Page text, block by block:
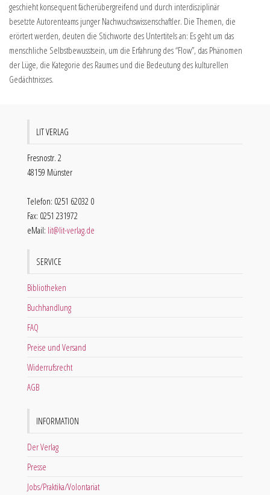
geschieht konsequent fächerübergreifend und durch interdisziplinär
besetzte Autorenteams junger Nachwuchswissenschaftler. Die Themen, die
erörtert werden, deuten die Stichworte des Untertitels an: Es geht um das
menschliche Selbstbewusstsein, um die Erfahrung des “Flow”, das Phänomen
der Lüge, die Kategorie des Raumes und die Bedeutung des kulturellen
Gedächtnisses.
LIT VERLAG
Fresnostr. 2
48159 Münster
Telefon: 0251 62032 0
Fax: 0251 231972
eMail: lit@lit-verlag.de
SERVICE
Bibliotheken
Buchhandlung
FAQ
Preise und Versand
Widerrufsrecht
AGB
INFORMATION
Der Verlag
Presse
Jobs/Praktika/Volontariat